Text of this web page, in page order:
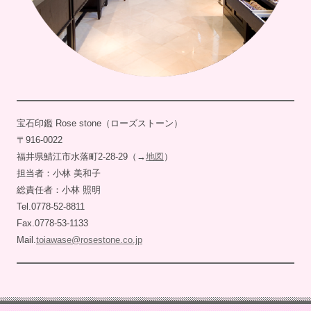
宝石印鑑 Rose stone（ローズストーン）
〒916-0022
福井県鯖江市水落町2-28-29（→地図 ）
担当者：小林 美和子
総責任者：小林 照明
Tel.0778-52-8811
Fax.0778-53-1133
Mail. toiawase@rosestone.co.jp